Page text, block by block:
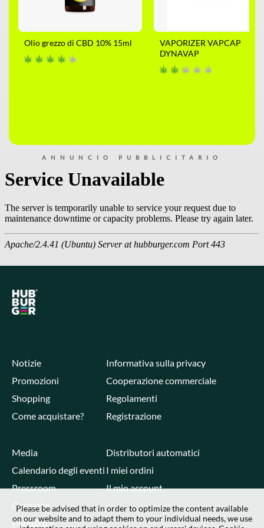
Olio grezzo di CBD 10% 15ml
VAPORIZER VAPCAP
DYNAVAP
ANNUNCIO PUBBLICITARIO
Notizie
Promozioni
Shopping
Come acquistare?
Informativa sulla privacy
Cooperazione commerciale
Regolamenti
Registrazione
Media
Calendario degli eventi
Pressroom
Contatto
Pubblicità
Distributori automatici
I miei ordini
Il mio account
Please be advised that in order to optimize the content available
on our website and to adapt them to your individual needs, we use